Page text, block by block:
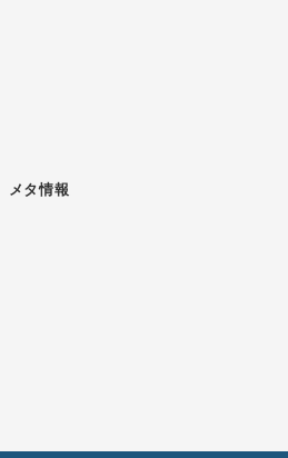
メタ情報